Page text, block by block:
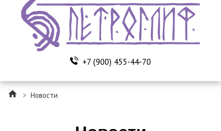
+7 (900) 455-44-70
> Новости